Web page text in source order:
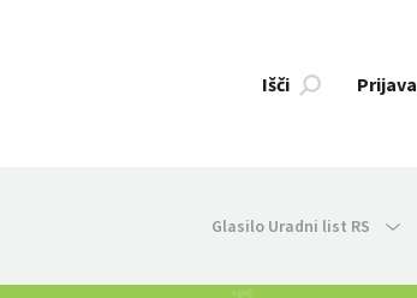
Išči Prijava
Glasilo Uradni list RS